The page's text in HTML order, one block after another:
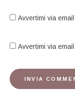
Avvertimi via
Avvertimi via